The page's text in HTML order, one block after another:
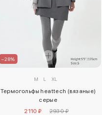
–28%
M L XL
Термогольфы heattech (вязаные)
серые
2110 ₽
2930 ₽